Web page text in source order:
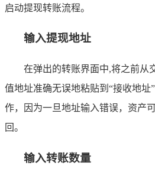
启动提现转账流程。
输入提现地址
在弹出的转账界面中,将之前从
值地址准确无误地粘贴到“接收地址
作，因为一旦地址输入错误，资产
回。
输入转账数量